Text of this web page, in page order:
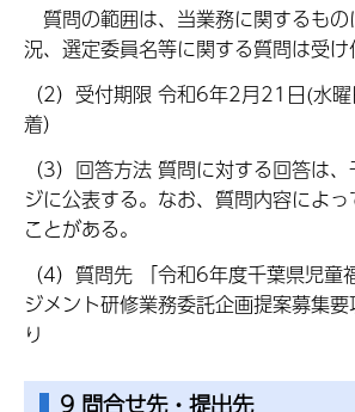
質問の範囲は、当業務に関するも
況、選定委員名等に関する質問は受け
（2）受付期限 令和6年2月21日(水
着）
（3）回答方法 質問に対する回答は
ジに公表する。なお、質問内容によ
ことがある。
（4）質問先 「令和6年度千葉県児童
ジメント研修業務委託企画提案募集
り
9 問合せ先・提出先